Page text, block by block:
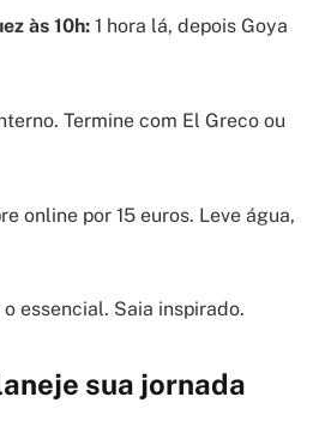
às 10h: 1 hora lá, depois Goya
Termine com El Greco ou
online por 15 euros. Leve água,
essencial. Saia inspirado.
sua jornada